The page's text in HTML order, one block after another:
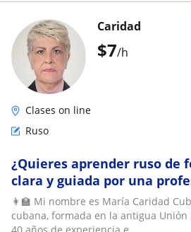
$7/h
Caridad
Clases on line
Ruso
¿Quieres aprender ruso de
clara y guiada por una
experiencia real?
👩‍🏫 Mi nombre es María Caridad
cubana, formada en la antigua Unión